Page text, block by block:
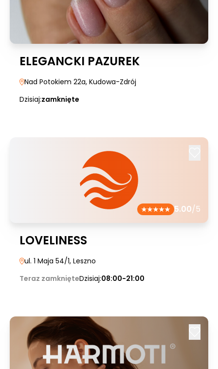
ELEGANCKI PAZUREK
Nad Potokiem 22a, Kudowa-Zdrój
Dzisiaj:zamknięte
5.00/5
LOVELINESS
ul. 1 Maja 54/1, Leszno
Teraz zamknięteDzisiaj:08:00-21:00